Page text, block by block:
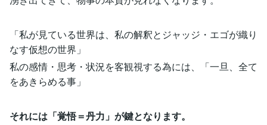
「私が見ている世界は、私の解釈とジャッジ・エゴが織り
なす仮想の世界」
私の感情・思考・状況を客観視する為には、「一旦、全て
をあきらめる事」
それには「覚悟＝丹力」が鍵となります。